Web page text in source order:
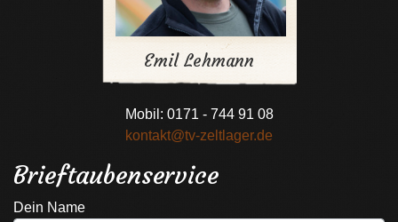
Emil Lehmann
Mobil: 0171 - 744 91 08
kontakt@tv-zeltlager.de
Brieftaubenservice
Dein Name